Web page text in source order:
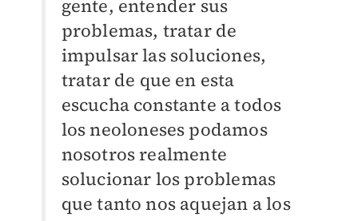
gente, entender sus
problemas, tratar de
impulsar las soluciones,
tratar de que en esta
escucha constante a todos
los neoloneses podamos
nosotros realmente
solucionar los problemas
que tanto nos aquejan a los